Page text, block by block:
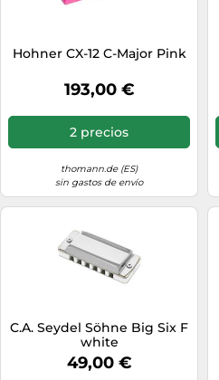
Hohner CX-12 C-Major Pink
193,00 €
2 precios
thomann.de (ES)
sin gastos de envío
C.A. Seydel Söhne Big Six F
white
49,00 €